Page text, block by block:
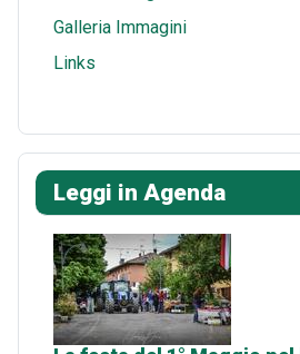
Galleria Immagini
Links
Leggi in Agenda